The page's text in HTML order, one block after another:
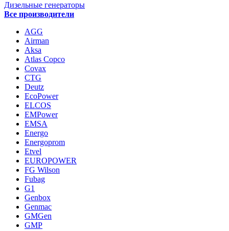
Дизельные генераторы
Все производители
AGG
Airman
Aksa
Atlas Copco
Covax
CTG
Deutz
EcoPower
ELCOS
EMPower
EMSA
Energo
Energoprom
Etvel
EUROPOWER
FG Wilson
Fubag
G1
Genbox
Genmac
GMGen
GMP